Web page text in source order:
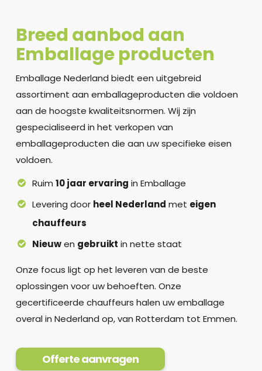
Breed aanbod aan
Emballage producten
Emballage Nederland biedt een uitgebreid
assortiment aan emballageproducten die voldoen
aan de hoogste kwaliteitsnormen. Wij zijn
gespecialiseerd in het verkopen van
emballageproducten die aan uw specifieke eisen
voldoen.
Ruim 10 jaar ervaring in Emballage
Levering door heel Nederland met eigen
chauffeurs
Nieuwen gebruikt in nette staat
Onze focus ligt op het leveren van de beste
oplossingen voor uw behoeften. Onze
gecertificeerde chauffeurs halen uw emballage
overal in Nederland op, van Rotterdam tot Emmen.
Offerte aanvragen